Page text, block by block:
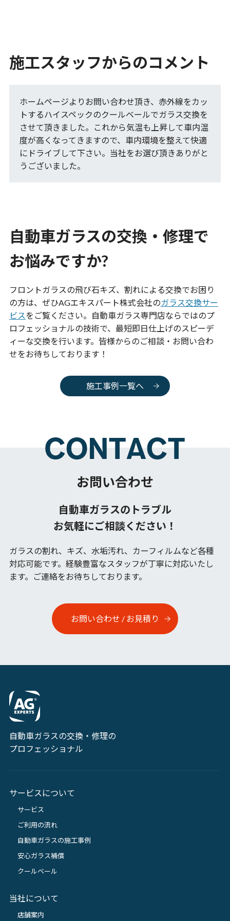
施工スタッフからのコメント
ホームページよりお問い合わせ頂き、赤外線をカッ
トするハイスペックのクールベールでガラス交換を
させて頂きました。これから気温も上昇して車内温
度が高くなってきますので、車内環境を整えて快適
にドライブして下さい。当社をお選び頂きありがと
うございました。
自動車ガラスの交換・修理で
お悩みですか?
フロントガラスの飛び石キズ、割れによる交換でお困り
の方は、ぜひAGエキスパート株式会社のガラス交換サー
ビス をご覧ください。自動車ガラス専門店ならではのプ
ロフェッショナルの技術で、最短即日仕上げのスピーデ
ィーな交換を行います。皆様からのご相談・お問い合わ
せをお待ちしております！
施工事例一覧へ
お問い合わせ
自動車ガラスのトラブル
お気軽にご相談ください！
ガラスの割れ、キズ、水垢汚れ、カーフィルムなど各種
対応可能です。 経験豊富なスタッフが丁寧に対応いたし
ます。ご連絡をお待ちしております。
お問い合わせ / お見積り
自動車ガラスの交換・修理の
プロフェッショナル
サービスについて
サービス
ご利用の流れ
自動車ガラスの施工事例
安心ガラス補償
クールベール
当社について
店舗案内